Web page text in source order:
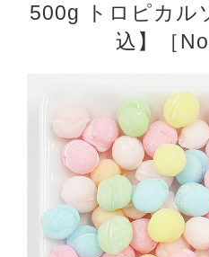
500g トロピカル
込】［